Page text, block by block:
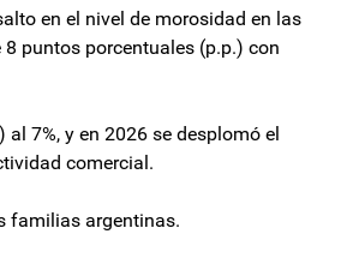
en el nivel de morosidad en las
puntos porcentuales (p.p.) con
7%, y en 2026 se desplomó el
comercial.
familias argentinas.